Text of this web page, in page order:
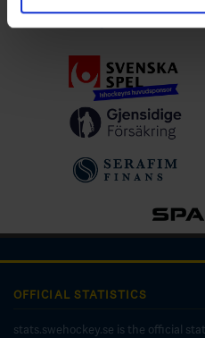
Ladda ner för IOS
OFFICIAL STATISTICS
stats.swehockey.se is the official